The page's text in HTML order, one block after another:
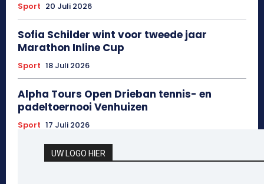
Sport 20 Juli 2026
Sofia Schilder wint voor tweede jaar
Marathon Inline Cup
Sport 18 Juli 2026
Alpha Tours Open Drieban tennis- en
padeltoernooi Venhuizen
Sport 17 Juli 2026
UW LOGO HIER